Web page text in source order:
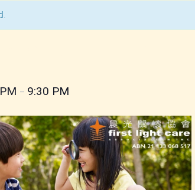
– 9:30 PM